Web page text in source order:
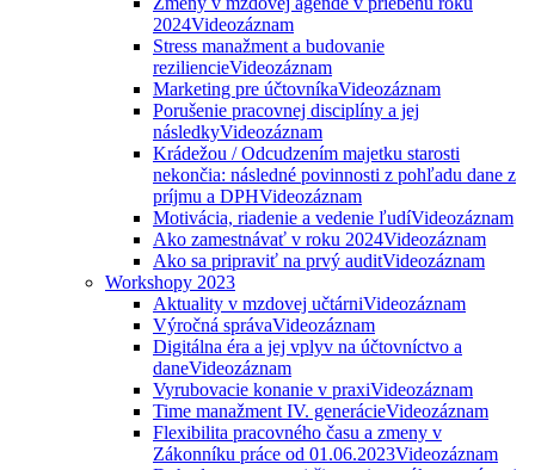
2024Videozáznam
Stress manažment a budovanie
reziliencieVideozáznam
Marketing pre účtovníkaVideozáznam
Porušenie pracovnej disciplíny a jej
následkyVideozáznam
Krádežou / Odcudzením majetku starosti
nekončia: následné povinnosti z pohľadu dane z
príjmu a DPHVideozáznam
Motivácia, riadenie a vedenie ľudíVideozáznam
Ako zamestnávať v roku 2024Videozáznam
Ako sa pripraviť na prvý auditVideozáznam
Workshopy 2023
Aktuality v mzdovej učtárniVideozáznam
Výročná správaVideozáznam
Digitálna éra a jej vplyv na účtovníctvo a
daneVideozáznam
Vyrubovacie konanie v praxiVideozáznam
Time manažment IV. generácieVideozáznam
Flexibilita pracovného času a zmeny v
Zákonníku práce od 01.06.2023Videozáznam